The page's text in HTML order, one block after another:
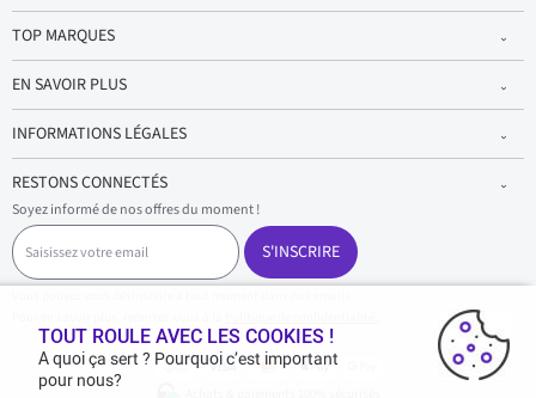
TOP MARQUES
EN SAVOIR PLUS
INFORMATIONS LÉGALES
RESTONS CONNECTÉS
Soyez informé de nos offres du moment !
S
a
i
s
S'INSCRIRE
TOUT ROULE AVEC LES COOKIES !
A quoi ça sert ? Pourquoi c’est important
pour nous?